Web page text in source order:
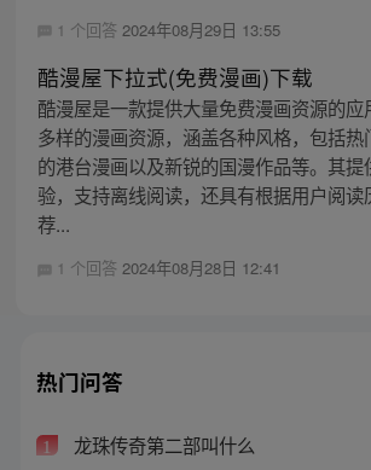
1 个回答 2024年08月29日 13:55
酷漫屋下拉式(免费漫画)下载
酷漫屋是一款提供大量免费漫画资源的应
多样的漫画资源，涵盖各种风格，包括
的港台漫画以及新锐的国漫作品等。其
验，支持离线阅读，还具有根据用户阅读
荐...
1 个回答 2024年08月28日 12:41
热门问答
1 龙珠传奇第二部叫什么